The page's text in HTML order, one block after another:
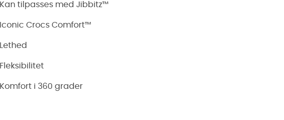
Kan tilpasses med Jibbitz™
Iconic Crocs Comfort™
Lethed
Fleksibilitet
Komfort i 360 grader